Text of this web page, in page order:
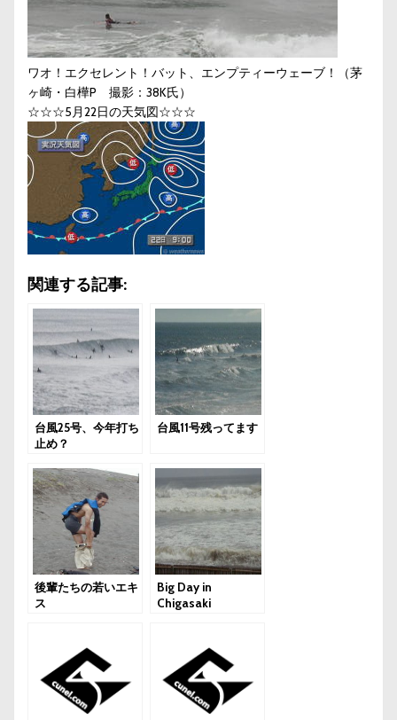
ワオ！エクセレント！バット、エンプティーウェーブ！（茅
ヶ崎・白樺P 撮影：38K氏）
☆☆☆5月22日の天気図☆☆☆
関連する記事:
台風25号、今年打ち
止め？
台風11号残ってます
後輩たちの若いエキ
ス
Big Day in
Chigasaki